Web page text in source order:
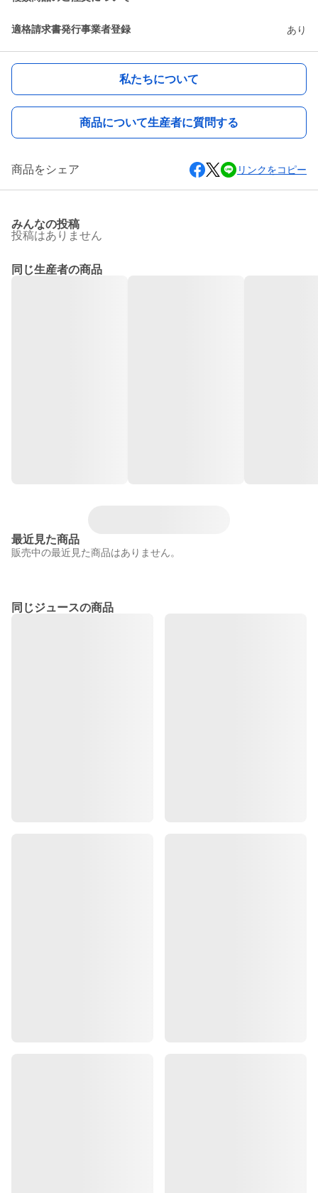
適格請求書発行事業者登録 あり
私たちについて
商品について生産者に質問する
商品をシェア リンクをコピー
みんなの投稿
投稿はありません
同じ生産者の商品
最近見た商品
販売中の最近見た商品はありません。
同じジュースの商品